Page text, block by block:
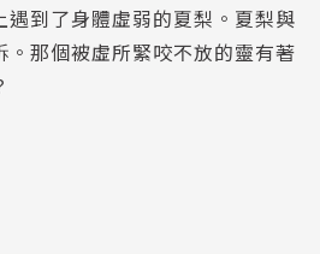
遇到了身體虛弱的夏梨。夏梨與
。那個被虛所緊咬不放的靈有著